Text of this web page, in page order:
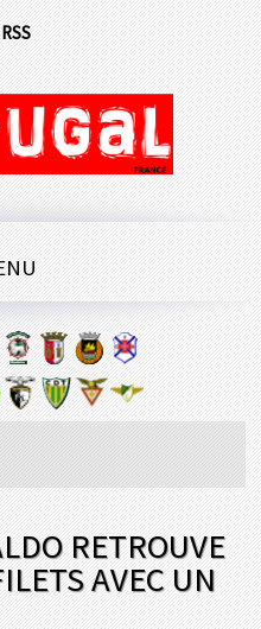
RETROUVE
AVEC UN